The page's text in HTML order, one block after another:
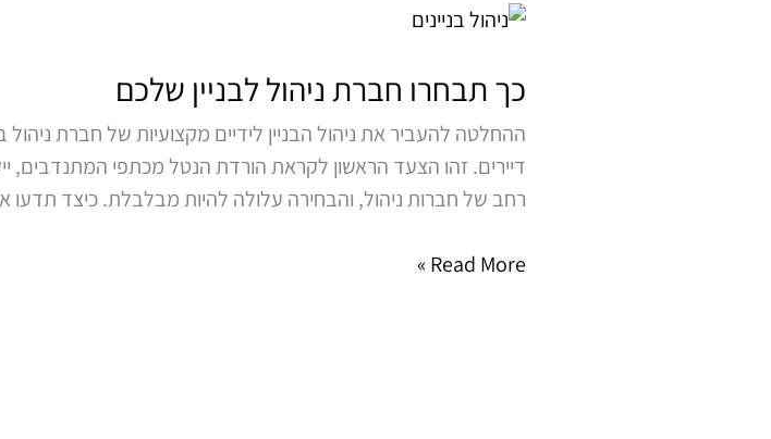
כך תבחרו חברת ניהול לבניין שלכם
ההחלטה להעביר את ניהול הבניין לידיים מקצועיות של חברת
דיירים. זהו הצעד הראשון לקראת הורדת הנטל מכתפי המתנדבים,
רחב של חברות ניהול, והבחירה עלולה להיות מבלבלת. כיצד
כך
חברת
ניהול
לבניין
שלכם
Read More »